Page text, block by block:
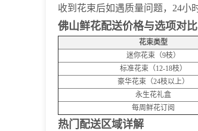
收到花束后如遇质量问题，24小
佛山鲜花配送价格与选项对比
花束类型
迷你花束（9枝）
标准花束（12-18枝）
豪华花束（24枝以上）
永生花礼盒
每周鲜花订阅
热门配送区域详解